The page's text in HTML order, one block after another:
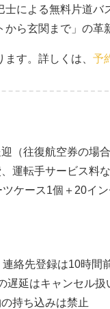
による無料片道
ら玄関まで」の革
す。詳しくは、 予
（往復航空券の場合
運転手サービス料
ケース1個＋20イ
絡先登録は10時間
遅延はキャンセル扱
持ち込みは禁止